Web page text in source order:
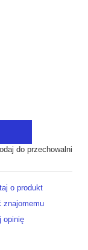
do przechowalni
o produkt
znajomemu
opinię